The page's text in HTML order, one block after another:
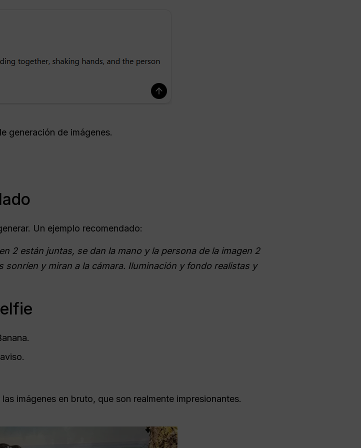
generación de imágenes.
Un ejemplo recomendado:
2 están juntas, se dan la mano y la persona de la imagen 2
y miran a la cámara. Iluminación y fondo realistas y
imágenes en bruto, que son realmente impresionantes.